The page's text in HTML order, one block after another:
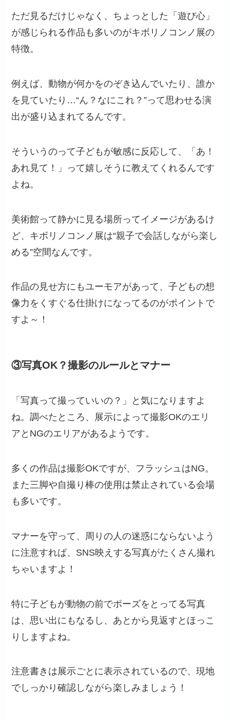
ただ見るだけじゃなく、ちょっとした「遊び心」
が感じられる作品も多いのがキボリノコンノ展の
特徴。
例えば、動物が何かをのぞき込んでいたり、誰か
を見ていたり…“ん？なにこれ？”って思わせる演
出が盛り込まれてるんです。
そういうのって子どもが敏感に反応して、「あ！
あれ見て！」って嬉しそうに教えてくれるんです
よね。
美術館って静かに見る場所ってイメージがあるけ
ど、キボリノコンノ展は“親子で会話しながら楽し
める”空間なんです。
作品の見せ方にもユーモアがあって、子どもの想
像力をくすぐる仕掛けになってるのがポイントで
すよ～！
③写真OK？撮影のルールとマナー
「写真って撮っていいの？」と気になりますよ
ね。調べたところ、展示によって撮影OKのエリ
アとNGのエリアがあるようです。
多くの作品は撮影OKですが、フラッシュはNG。
また三脚や自撮り棒の使用は禁止されている会場
も多いです。
マナーを守って、周りの人の迷惑にならないよう
に注意すれば、SNS映えする写真がたくさん撮れ
ちゃいますよ！
特に子どもが動物の前でポーズをとってる写真
は、思い出にもなるし、あとから見返すとほっこ
りしますよね。
注意書きは展示ごとに表示されているので、現地
でしっかり確認しながら楽しみましょう！